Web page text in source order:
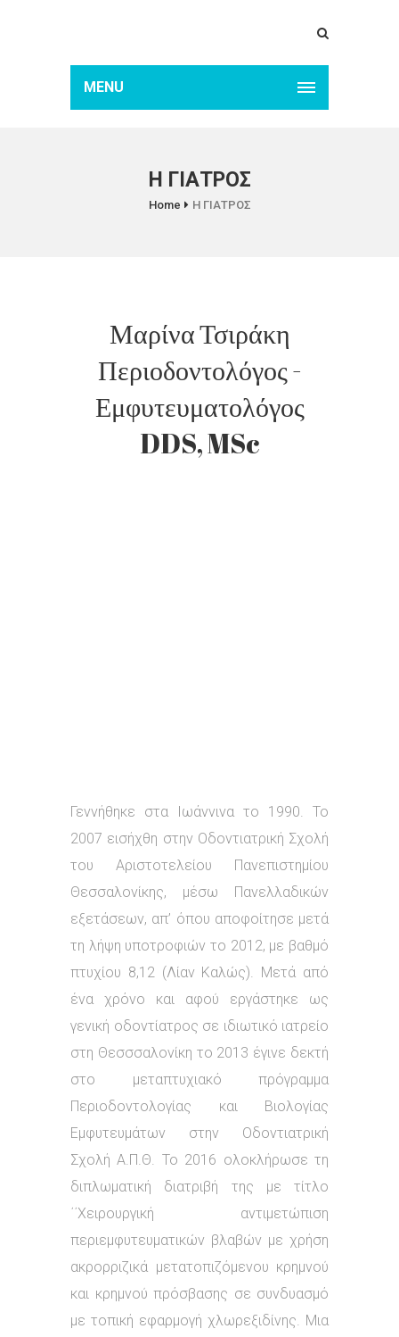
MENU
Η ΓΙΑΤΡΟΣ
Home Η ΓΙΑΤΡΟΣ
Μαρίνα Τσιράκη
Περιοδοντολόγος -
Εμφυτευματολόγος
DDS, MSc
Γεννήθηκε στα Ιωάννινα το 1990. Το
2007 εισήχθη στην Οδοντιατρική Σχολή
του Αριστοτελείου Πανεπιστημίου
Θεσσαλονίκης, μέσω Πανελλαδικών
εξετάσεων, απ’ όπου αποφοίτησε μετά
τη λήψη υποτροφιών το 2012, με βαθμό
πτυχίου 8,12 (Λίαν Καλώς). Μετά από
ένα χρόνο και αφού εργάστηκε ως
γενική οδοντίατρος σε ιδιωτικό ιατρείο
στη Θεσσσαλονίκη το 2013 έγινε δεκτή
στο μεταπτυχιακό πρόγραμμα
Περιοδοντολογίας και Βιολογίας
Εμφυτευμάτων στην Οδοντιατρική
Σχολή Α.Π.Θ. Το 2016 ολοκλήρωσε τη
διπλωματική διατριβή της με τίτλο
΄΄Χειρουργική αντιμετώπιση
περιεμφυτευματικών βλαβών με χρήση
ακρορριζικά μετατοπιζόμενου κρημνού
και κρημνού πρόσβασης σε συνδυασμό
με τοπική εφαρμογή χλωρεξιδίνης. Μια